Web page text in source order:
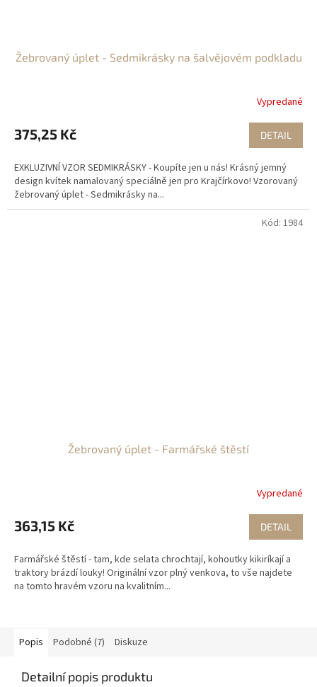
Žebrovaný úplet - Sedmikrásky na šalvějovém podkladu
Vypredané
375,25 Kč DETAIL
EXKLUZIVNÍ VZOR SEDMIKRÁSKY - Koupíte jen u nás! Krásný jemný
design kvítek namalovaný speciálně jen pro Krajčírkovo! Vzorovaný
žebrovaný úplet - Sedmikrásky na...
Žebrovaný úplet - Farmářské štěstí
Vypredané
363,15 Kč DETAIL
Farmářské štěstí - tam, kde selata chrochtají, kohoutky kikiríkají a
traktory brázdí louky! Originální vzor plný venkova, to vše najdete
na tomto hravém vzoru na kvalitním...
Kód: 1984
Popis Podobné (7) Diskuze
Detailní popis produktu